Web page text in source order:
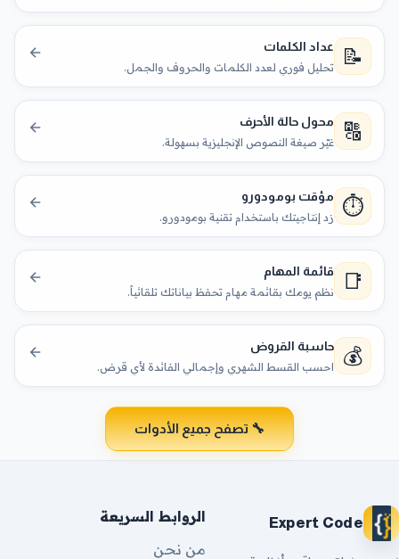
📝 عداد الكلمات
تحليل فوري لعدد الكلمات والحروف والجمل.
🔠 محول حالة الأحرف
غيّر صيغة النصوص الإنجليزية بسهولة.
⏱️ مؤقت بومودورو
زد إنتاجيتك باستخدام تقنية بومودورو.
📑 قائمة المهام
نظم يومك بقائمة مهام تحفظ بياناتك تلقائياً.
💰 حاسبة القروض
احسب القسط الشهري وإجمالي الفائدة لأي قرض.
🔧 تصفح جميع الأدوات
Expert Code
الروابط السريعة
من نحن